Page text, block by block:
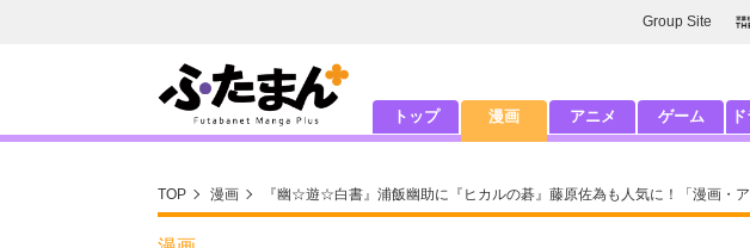
Group Site
トップ 漫画 アニメ ゲーム
TOP 漫画 『幽☆遊☆白書』浦飯幽助に『ヒカルの碁』藤原佐為も人気に！「漫画・